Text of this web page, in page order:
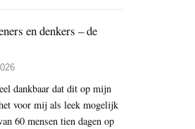
en denkers – de
dankbaar dat dit op mijn
voor mij als leek mogelijk
60 mensen tien dagen op